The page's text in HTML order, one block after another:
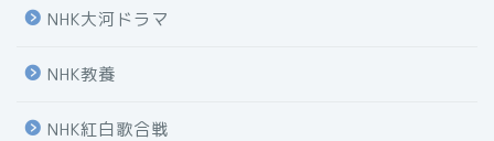
NHK大河ドラマ
NHK教養
NHK紅白歌合戦